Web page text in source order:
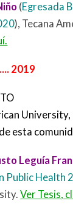
(Egresada
), Tecana
2019
esta
Leguía
Public Health
Ver Tesis,